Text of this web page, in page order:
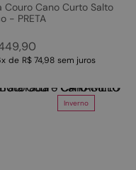
Couro Cano Curto Salto
- PRETA
,90
x de R$ 74,98 sem juros
Inverno